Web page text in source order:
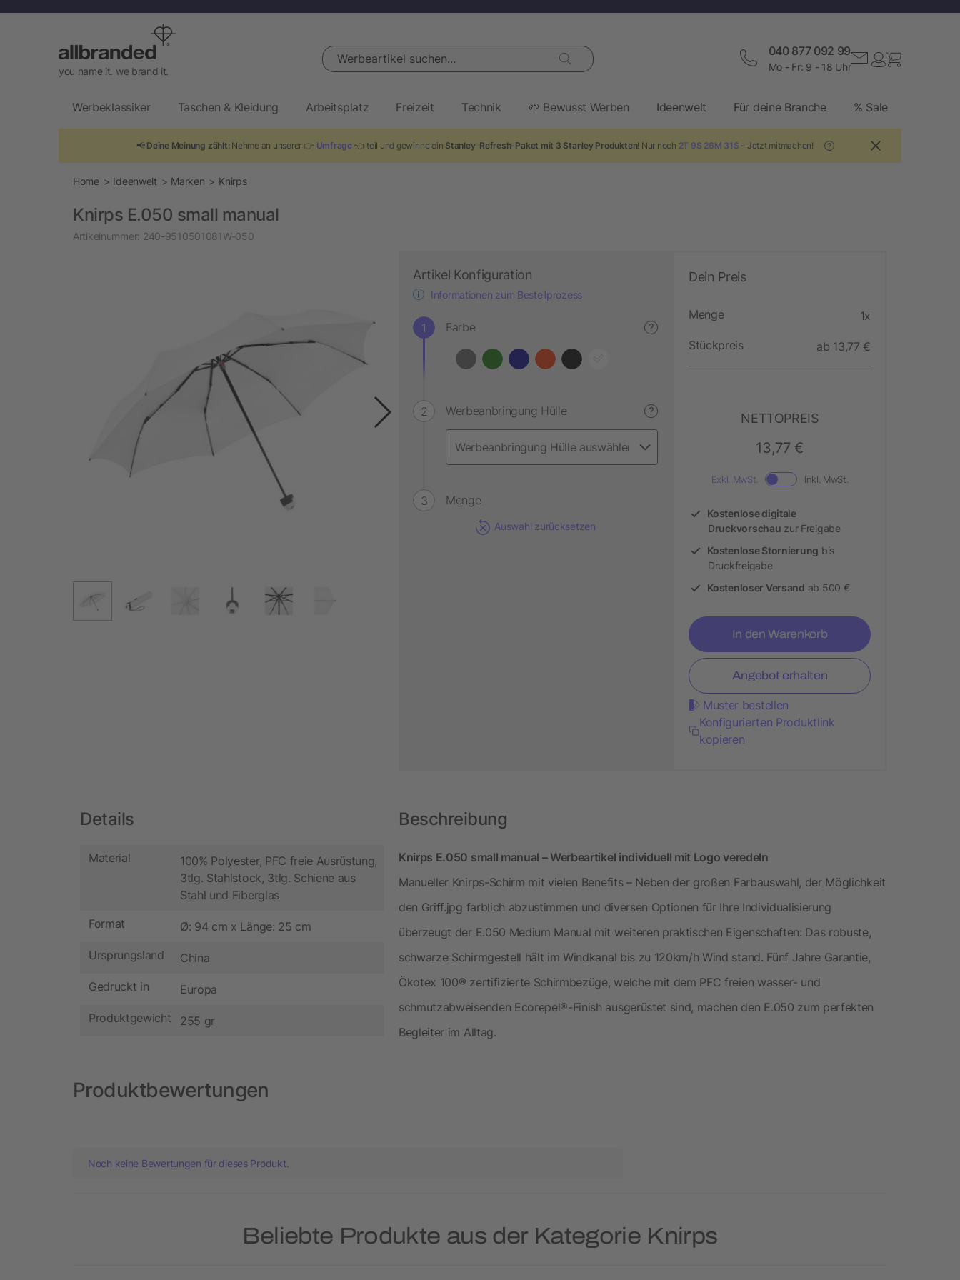
you name it. we brand it.
Werbeartikel suchen... 040 877 092 99
Mo - Fr: 9 - 18 Uhr
Werbeklassiker Taschen & Kleidung Arbeitsplatz Freizeit Technik 🌱 Bewusst Werben Ideenwelt Für deine Branche % Sale
📢 Deine Meinung zählt:Nehme an unserer 👉 Umfrage👈 teil und gewinne ein Stanley-Refresh-Paket mit 3 Stanley Produkten! Nur noch 2T 9S 26M 30S – Jetzt mitmachen! ?
Home Ideenwelt Marken Knirps
Knirps E.050 small manual
Artikelnummer: 240-9510501081W-050
Artikel Konfiguration
Informationen zum Bestellprozess
Farbe ?
Werbeanbringung Hülle ?
Menge
Auswahl zurücksetzen
Dein Preis
Menge 1x
Stückpreis ab 13,77 €
NETTOPREIS
13,77 €
Exkl. MwSt. Inkl. MwSt.
Kostenlose digitale
Druckvorschau zur Freigabe
Kostenlose Stornierung bis
Druckfreigabe
Kostenloser Versand ab 500 €
In den Warenkorb
Angebot erhalten
Muster bestellen
Konfigurierten Produktlink
kopieren
Details
Material
100% Polyester, PFC freie Ausrüstung,
3tlg. Stahlstock, 3tlg. Schiene aus
Stahl und Fiberglas
Format Ø: 94 cm x Länge: 25 cm
Ursprungsland China
Gedruckt in Europa
Produktgewicht 255 gr
Beschreibung
Knirps E.050 small manual – Werbeartikel individuell mit Logo veredeln
Manueller Knirps-Schirm mit vielen Benefits – Neben der großen Farbauswahl, der Möglichkeit
den Griff.jpg farblich abzustimmen und diversen Optionen für Ihre Individualisierung
überzeugt der E.050 Medium Manual mit weiteren praktischen Eigenschaften: Das robuste,
schwarze Schirmgestell hält im Windkanal bis zu 120km/h Wind stand. Fünf Jahre Garantie,
Ökotex 100® zertifizierte Schirmbezüge, welche mit dem PFC freien wasser- und
schmutzabweisenden Ecorepel®-Finish ausgerüstet sind, machen den E.050 zum perfekten
Begleiter im Alltag.
Produktbewertungen
Noch keine Bewertungen für dieses Produkt.
Beliebte Produkte aus der Kategorie Knirps